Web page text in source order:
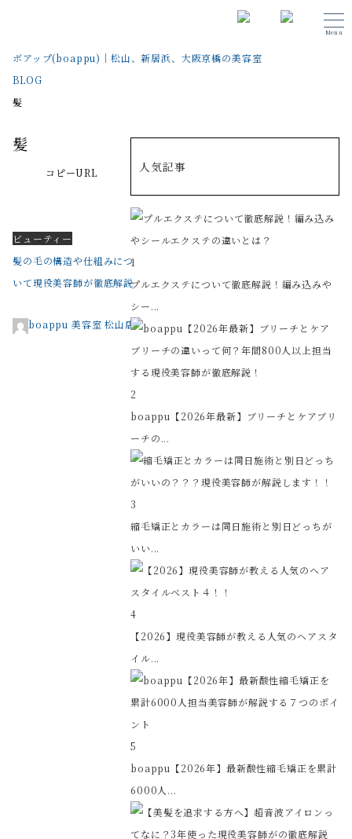
Menu
ボアップ(boappu)｜松山、新居浜、大阪京橋の美容室
BLOG
髪
髪
コピーURL
ビューティー
髪の毛の構造や仕組みにつ
いて現役美容師が徹底解説
boappu 美容室 松山店
人気記事
1
プルエクステについて徹底解説！編み込みや
シー...
2
boappu【2026年最新】ブリーチとケアブリ
ーチの...
3
縮毛矯正とカラーは同日施術と別日どっちが
いい...
4
【2026】現役美容師が教える人気のヘアスタ
イル...
5
boappu【2026年】最新酸性縮毛矯正を累計
6000人...